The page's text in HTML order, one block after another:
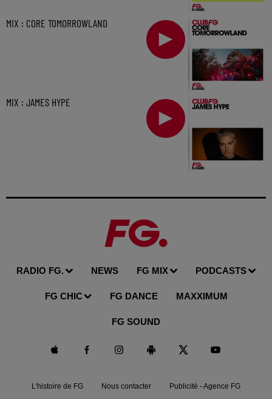
MIX : CORE TOMORROWLAND
MIX : JAMES HYPE
RADIO FG. NEWS FG MIX PODCASTS
FG CHIC FG DANCE MAXXIMUM
FG SOUND
L'histoire de FG Nous contacter Publicité - Agence FG